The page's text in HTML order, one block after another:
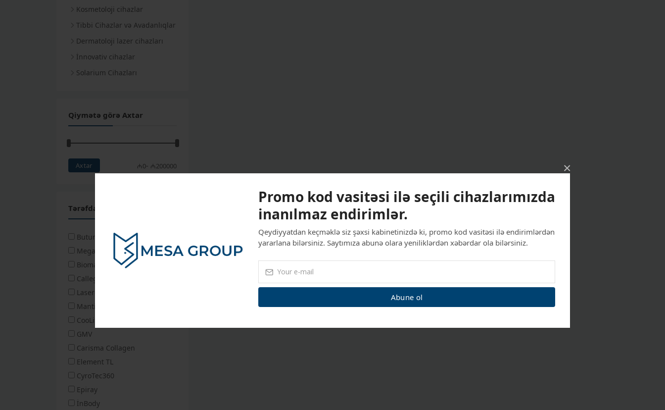
Promo kod vasitəsi ilə seçili cihazlarımızda
inanılmaz endirimlər.
Qeydiyyatdan keçməklə siz şəxsi kabinetinizdə ki, promo kod vasitəsi ilə endirimlərdən
yararlana bilərsiniz. Saytımıza abunə olara yeniliklərdən xəbərdar ola bilərsiniz.
Abune ol
×
IPL lazer
Diod lazer
Bədən Şəkilləndirmə Cihazları
Krioterapiya Cihazları
Kosmetoloji cihazlar
Kosmetoloji Kombaynlar
Karbon Pilinq və Tatusilmə
Tibbi Cihazlar və Avadanlıqlar
Tibbi yataqlar
Stomotoloji Komplektlər
Kolposkop
Fizioterapiya Cihazları
Dermatoloji lazer cihazları
Fraksional Lazer Cihazları
Endolazer Cihazları
İnnovativ cihazlar
Solarium Cihazları
Qiymətə görə Axtar
Axtar ₼0- ₼200000
Tərəfdaşlarımızdan Axtar
Butun Tərəfdaşlarımız
MegaSun
Biomak
Callegari 1930
Laserconn
Mantis
CooLifting
GMV
Carisma Collagen
Element TL
CyroTec360
Epiray
İnBody